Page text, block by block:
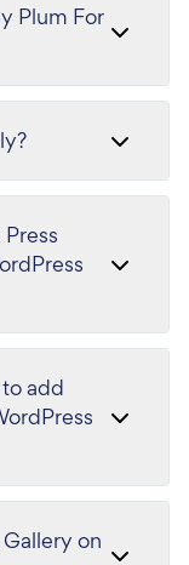
Plum For
add
on